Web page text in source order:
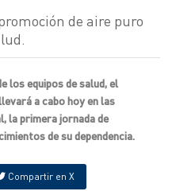
de aire puro
los equipos de salud, el
a cabo hoy en las
la primera jornada de
de su dependencia.
Compartir en X